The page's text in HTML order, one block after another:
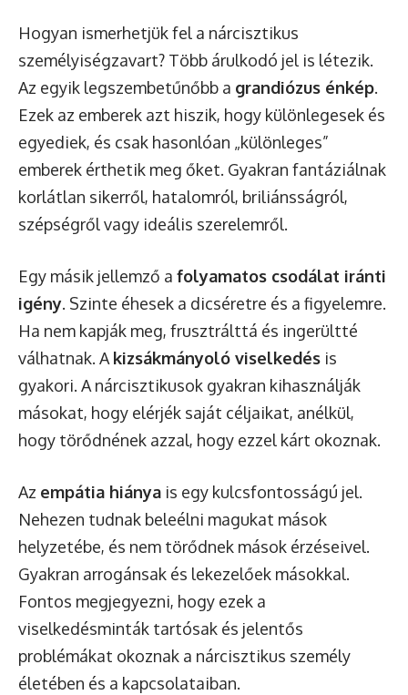
Hogyan ismerhetjük fel a nárcisztikus
személyiségzavart? Több árulkodó jel is létezik.
Az egyik legszembetűnőbb a grandiózus énkép.
Ezek az emberek azt hiszik, hogy különlegesek és
egyediek, és csak hasonlóan „különleges”
emberek érthetik meg őket. Gyakran fantáziálnak
korlátlan sikerről, hatalomról, briliánsságról,
szépségről vagy ideális szerelemről.
Egy másik jellemző a folyamatos csodálat iránti
igény. Szinte éhesek a dicséretre és a figyelemre.
Ha nem kapják meg, frusztrálttá és ingerültté
válhatnak. A kizsákmányoló viselkedés is
gyakori. A nárcisztikusok gyakran kihasználják
másokat, hogy elérjék saját céljaikat, anélkül,
hogy törődnének azzal, hogy ezzel kárt okoznak.
Az empátia hiánya is egy kulcsfontosságú jel.
Nehezen tudnak beleélni magukat mások
helyzetébe, és nem törődnek mások érzéseivel.
Gyakran arrogánsak és lekezelőek másokkal.
Fontos megjegyezni, hogy ezek a
viselkedésminták tartósak és jelentős
problémákat okoznak a nárcisztikus személy
életében és a kapcsolataiban.